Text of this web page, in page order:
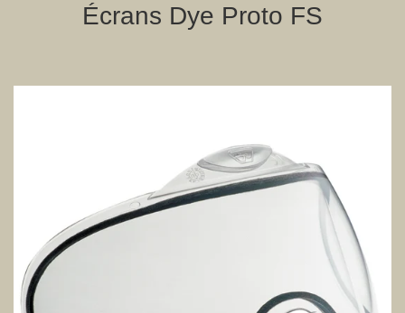
Écrans Dye Proto FS